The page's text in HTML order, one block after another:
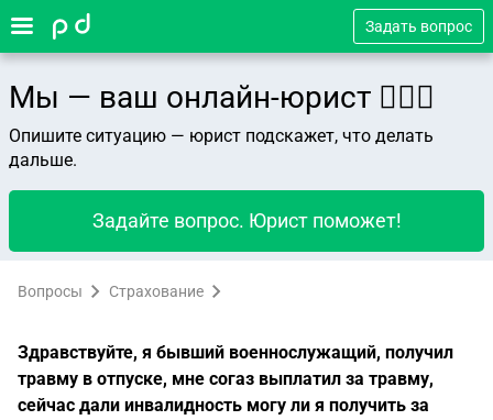
Задать вопрос
Мы — ваш онлайн-юрист 👨🏻‍⚖️
Опишите ситуацию — юрист подскажет, что делать
дальше.
Задайте вопрос. Юрист поможет!
Вопросы Страхование
Здравствуйте, я бывший военнослужащий, получил
травму в отпуске, мне согаз выплатил за травму,
сейчас дали инвалидность могу ли я получить за